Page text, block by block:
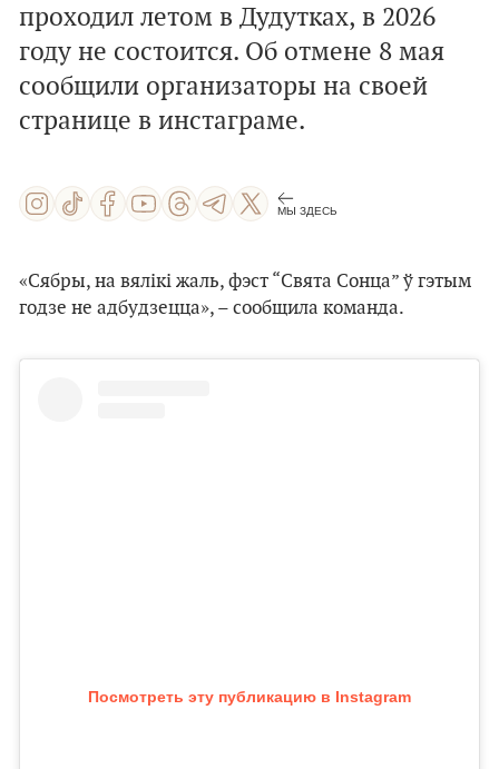
проходил летом в Дудутках, в 2026
году не состоится. Об отмене 8 мая
сообщили организаторы на своей
странице в инстаграме.
МЫ ЗДЕСЬ
«Сябры, на вялікі жаль, фэст “Свята Сонца” ў гэтым
годзе не адбудзецца», – сообщила команда.
Посмотреть эту публикацию в Instagram